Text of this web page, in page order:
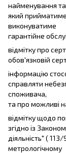
найменування
який
виконуватиме
гарантійне
відмітку про
обов'язковій
інформацію
справляти
споживача,
та про можливі
відмітку щодо
згідно із
діяльність" (
метрологічному